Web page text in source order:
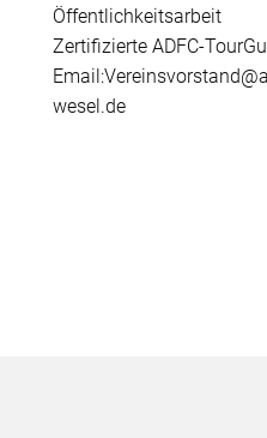
Öffentlichkeitsarbeit
Zertifizierte ADFC-
wesel.de